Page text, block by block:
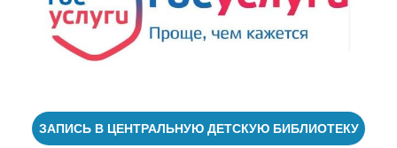
ЗАПИСЬ В ЦЕНТРАЛЬНУЮ ДЕТСКУЮ БИБЛИОТЕКУ